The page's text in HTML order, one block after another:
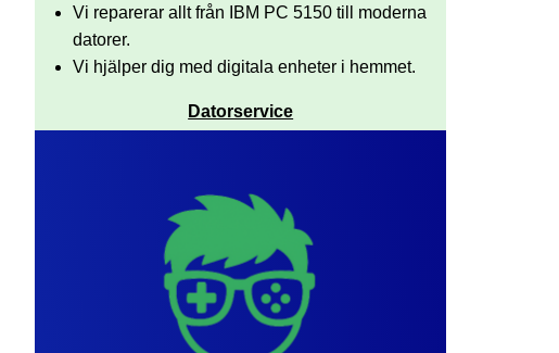
Vi reparerar allt från IBM PC 5150 till moderna
datorer.
Vi hjälper dig med digitala enheter i hemmet.
Datorservice